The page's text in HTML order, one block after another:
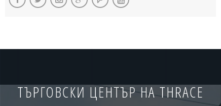
ТЪРГОВСКИ ЦЕНТЪР НА THRACE